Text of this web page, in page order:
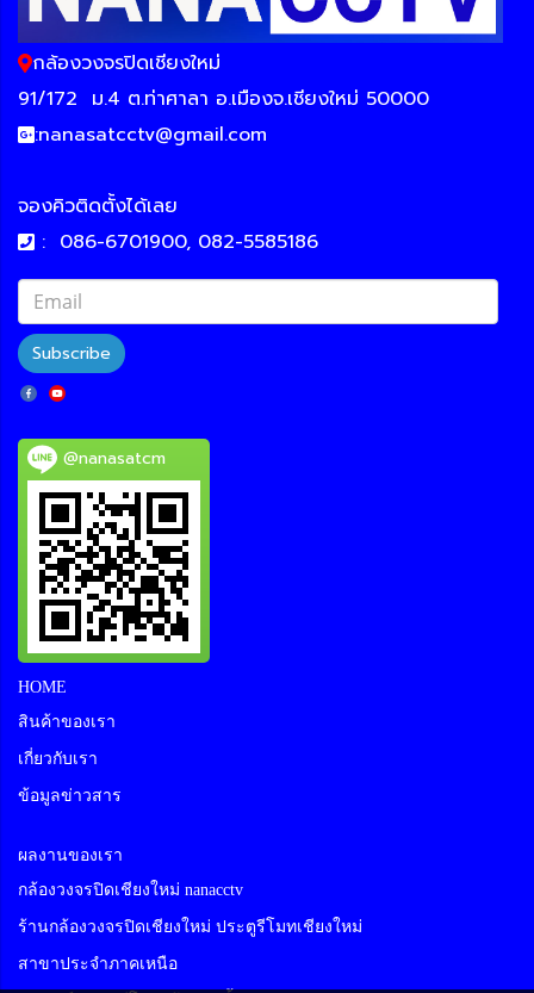
กล้องวงจรปิดเชียงใหม่
91/172 ม.4 ต.ท่าศาลา อ.เมืองจ.เชียงใหม่ 50000
:nanasatcctv@gmail.com
จองคิวติดตั้งได้เลย
: 086-6701900, 082-5585186
Subscribe
@nanasatcm
HOME
สินค้าของเรา
เกี่ยวกับเรา
ข้อมูลข่าวสาร
ผลงานของเรา
กล้องวงจรปิดเชียงใหม่ nanacctv
ร้านกล้องวงจรปิดเชียงใหม่ ประตูรีโมทเชียงใหม่
สาขาประจำภาคเหนือ